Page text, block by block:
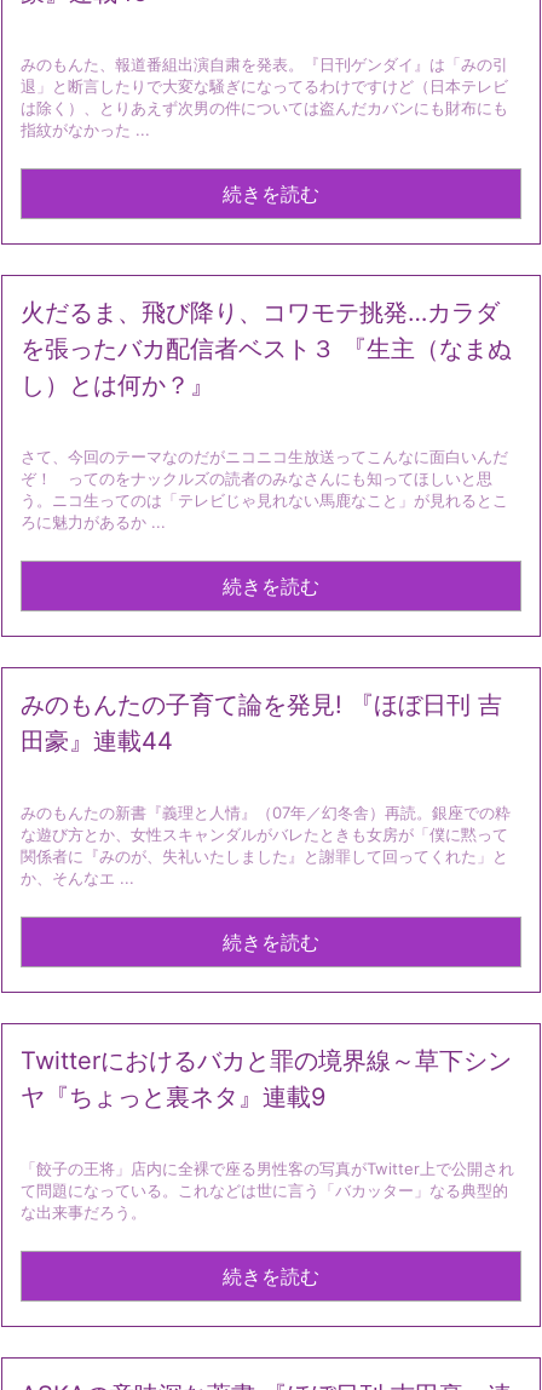
みのもんた、報道番組出演自粛を発表。『日刊ゲンダイ』は「みの引
退」と断言したりで大変な騒ぎになってるわけですけど（日本テレビ
は除く）、とりあえず次男の件については盗んだカバンにも財布にも
指紋がなかった ...
続きを読む
火だるま、飛び降り、コワモテ挑発…カラダ
を張ったバカ配信者ベスト３ 『生主（なまぬ
し）とは何か？』
さて、今回のテーマなのだがニコニコ生放送ってこんなに面白いんだ
ぞ！ ってのをナックルズの読者のみなさんにも知ってほしいと思
う。ニコ生ってのは「テレビじゃ見れない馬鹿なこと」が見れるとこ
ろに魅力があるか ...
続きを読む
みのもんたの子育て論を発見! 『ほぼ日刊 吉
田豪』連載44
みのもんたの新書『義理と人情』（07年／幻冬舎）再読。銀座での粋
な遊び方とか、女性スキャンダルがバレたときも女房が「僕に黙って
関係者に『みのが、失礼いたしました』と謝罪して回ってくれた」と
か、そんなエ ...
続きを読む
Twitterにおけるバカと罪の境界線～草下シン
ヤ『ちょっと裏ネタ』連載9
「餃子の王将」店内に全裸で座る男性客の写真がTwitter上で公開され
て問題になっている。これなどは世に言う「バカッター」なる典型的
な出来事だろう。
続きを読む